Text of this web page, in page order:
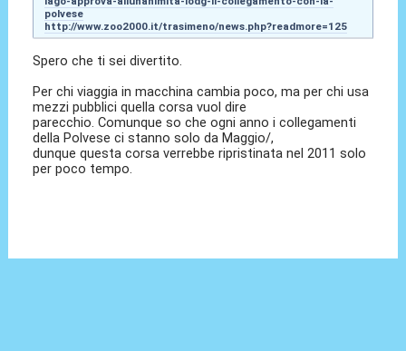
polvese
http://www.zoo2000.it/trasimeno/news.php?readmore=125
Spero che ti sei divertito.
Per chi viaggia in macchina cambia poco, ma per chi usa
mezzi pubblici quella corsa vuol dire
parecchio. Comunque so che ogni anno i collegamenti
della Polvese ci stanno solo da Maggio/,
dunque questa corsa verrebbe ripristinata nel 2011 solo
per poco tempo.